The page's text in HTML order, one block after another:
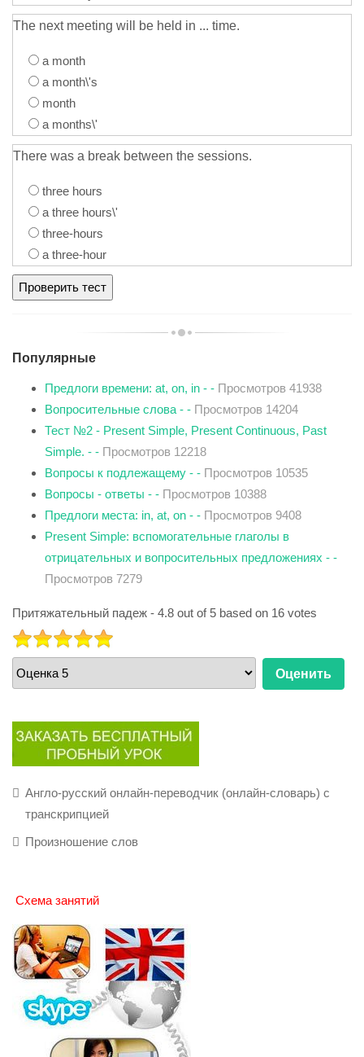
The next meeting will be held in ... time.
a month
a month\'s
month
a months\'
There was a break between the sessions.
three hours
a three hours\'
three-hours
a three-hour
Популярные
Предлоги времени: at, on, in - - Просмотров 41938
Вопросительные слова - - Просмотров 14204
Тест №2 - Present Simple, Present Continuous, Past
Simple. - - Просмотров 12218
Вопросы к подлежащему - - Просмотров 10535
Вопросы - ответы - - Просмотров 10388
Предлоги места: in, at, on - - Просмотров 9408
Present Simple: вспомогательные глаголы в
отрицательных и вопросительных предложениях - -
Просмотров 7279
Притяжательный падеж - 4.8 out of 5 based on 16 votes
РЕЙТИНГ:
Пожалуйста,
оцените
Англо-русский онлайн-переводчик (онлайн-словарь) с
транскрипцией
Произношение слов
Схема занятий